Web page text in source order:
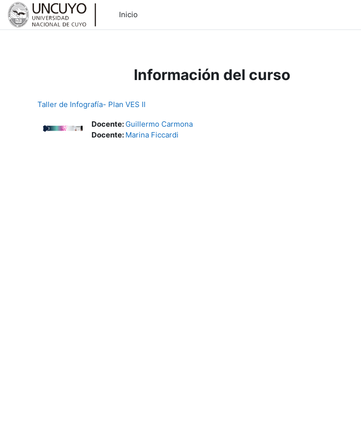
Salta al contenido principal
Inicio
Información del curso
Taller de Infografía- Plan VES II
Docente: Guillermo Carmona
Docente: Marina Ficcardi